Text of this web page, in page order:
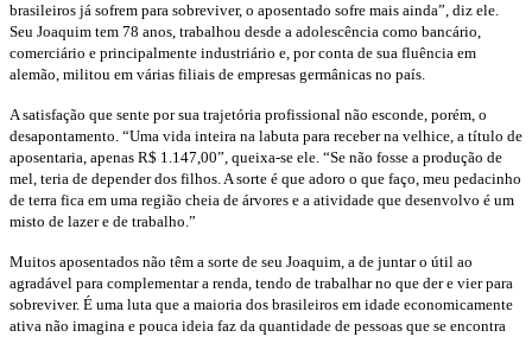
brasileiros já sofrem para sobreviver, o aposentado sofre mais ainda”, diz ele.
Seu Joaquim tem 78 anos, trabalhou desde a adolescência como bancário,
comerciário e principalmente industriário e, por conta de sua fluência em
alemão, militou em várias filiais de empresas germânicas no país.
A satisfação que sente por sua trajetória profissional não esconde, porém, o
desapontamento. “Uma vida inteira na labuta para receber na velhice, a título de
aposentaria, apenas R$ 1.147,00”, queixa-se ele. “Se não fosse a produção de
mel, teria de depender dos filhos. A sorte é que adoro o que faço, meu pedacinho
de terra fica em uma região cheia de árvores e a atividade que desenvolvo é um
misto de lazer e de trabalho.”
Muitos aposentados não têm a sorte de seu Joaquim, a de juntar o útil ao
agradável para complementar a renda, tendo de trabalhar no que der e vier para
sobreviver. É uma luta que a maioria dos brasileiros em idade economicamente
ativa não imagina e pouca ideia faz da quantidade de pessoas que se encontra